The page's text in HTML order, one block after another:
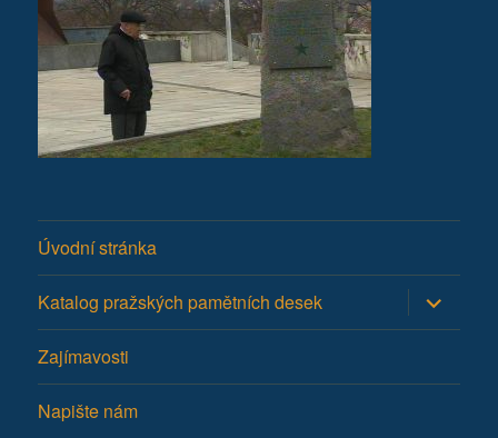
Úvodní stránka
Katalog pražských pamětních desek Zobrazit
položky
Zajímavosti
Napište nám